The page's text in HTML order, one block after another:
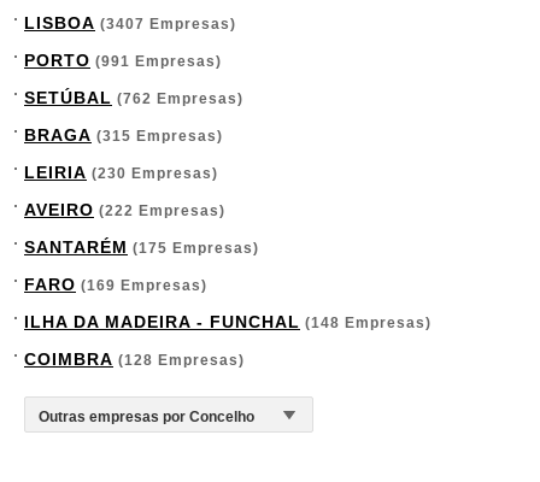
LISBOA (3407 Empresas)
PORTO (991 Empresas)
SETÚBAL (762 Empresas)
BRAGA (315 Empresas)
LEIRIA (230 Empresas)
AVEIRO (222 Empresas)
SANTARÉM (175 Empresas)
FARO (169 Empresas)
ILHA DA MADEIRA - FUNCHAL (148 Empresas)
COIMBRA (128 Empresas)